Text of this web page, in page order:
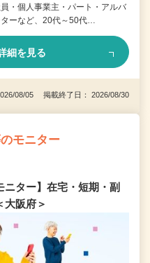
・個人事業主・パート・アルバ
ーなど、20代～50代…
細を見る
08/05 掲載終了日： 2026/08/30
モニター
ニター】在宅・短期・副
阪府＞